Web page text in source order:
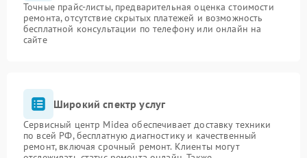
Точные прайс-листы, предварительная оценка стоимости
ремонта, отсутствие скрытых платежей и возможность
бесплатной консультации по телефону или онлайн на
сайте
Широкий спектр услуг
Сервисный центр Midea обеспечивает доставку техники
по всей РФ, бесплатную диагностику и качественный
ремонт, включая срочный ремонт. Клиенты могут